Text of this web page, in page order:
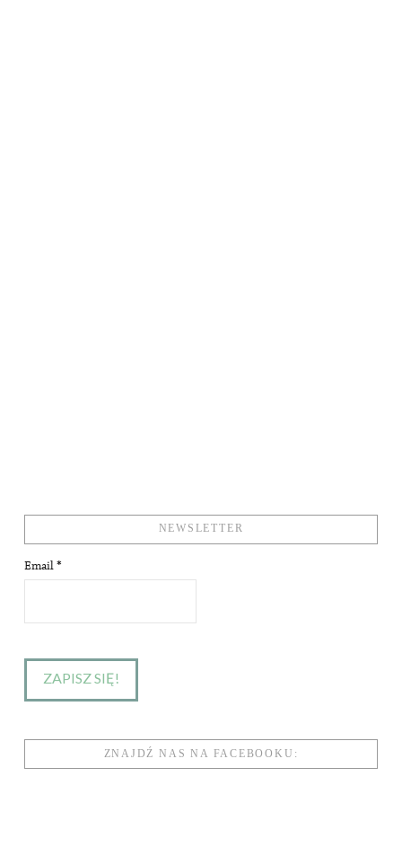
NEWSLETTER
Email*
ZNAJDŹ NAS NA FACEBOOKU: